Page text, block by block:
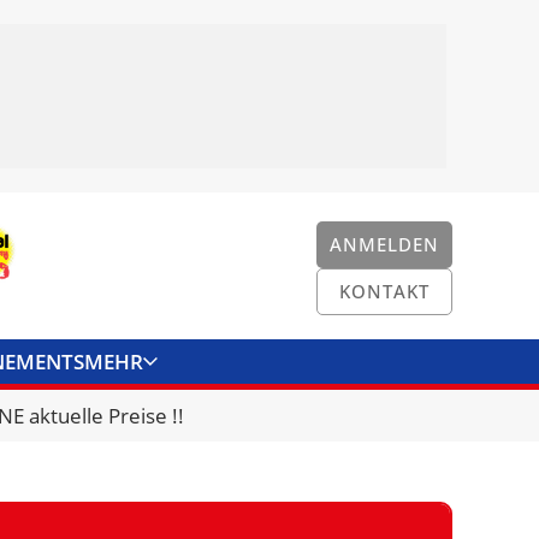
ANMELDEN
KONTAKT
MEHR
KONTAKT
aktuelle Preise !!